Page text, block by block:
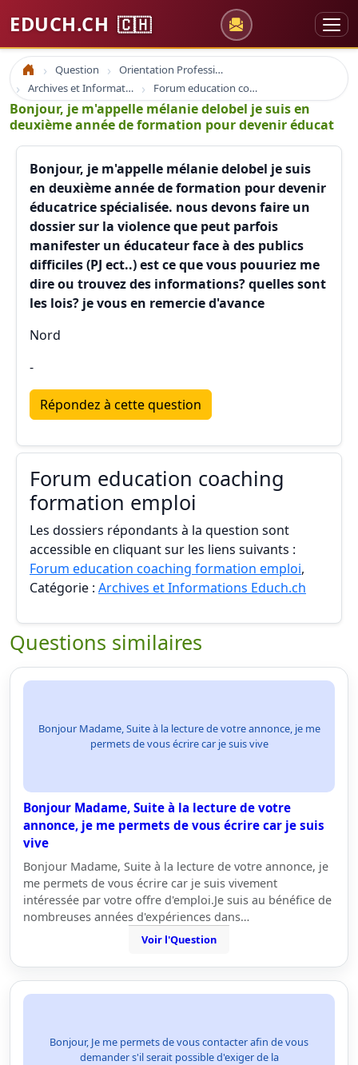
EDUCH.CH 🇨🇭
Accueil Question
Orientation Professionnelle
Archives et Informations Educh.ch
Forum education coaching formation emploi
Bonjour, je m'appelle mélanie delobel je suis en
deuxième année de formation pour devenir éducat
Bonjour, je m'appelle mélanie delobel je suis
en deuxième année de formation pour devenir
éducatrice spécialisée. nous devons faire un
dossier sur la violence que peut parfois
manifester un éducateur face à des publics
difficiles (PJ ect..) est ce que vous pouuriez me
dire ou trouvez des informations? quelles sont
les lois? je vous en remercie d'avance
Nord
-
Répondez à cette question
Forum education coaching
formation emploi
Les dossiers répondants à la question sont
accessible en cliquant sur les liens suivants :
Forum education coaching formation emploi,
Catégorie : Archives et Informations Educh.ch
Questions similaires
Bonjour Madame, Suite à la lecture de votre annonce, je me
permets de vous écrire car je suis vive
Bonjour Madame, Suite à la lecture de votre
annonce, je me permets de vous écrire car je suis
vive
Bonjour Madame, Suite à la lecture de votre annonce, je
me permets de vous écrire car je suis vivement
intéressée par votre offre d'emploi.Je suis au bénéfice de
nombreuses années d'expériences dans…
Voir l'Question
Bonjour, Je me permets de vous contacter afin de vous
demander s'il serait possible d'exiger de la